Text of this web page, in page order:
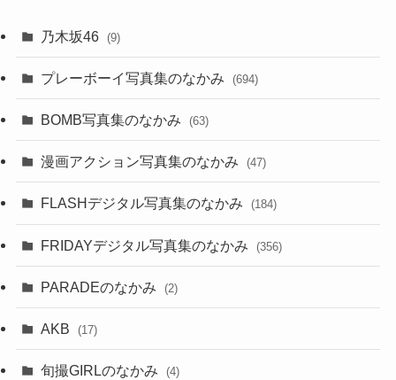
乃木坂46 (9)
プレーボーイ写真集のなかみ (694)
BOMB写真集のなかみ (63)
漫画アクション写真集のなかみ (47)
FLASHデジタル写真集のなかみ (184)
FRIDAYデジタル写真集のなかみ (356)
PARADEのなかみ (2)
AKB (17)
旬撮GIRLのなかみ (4)